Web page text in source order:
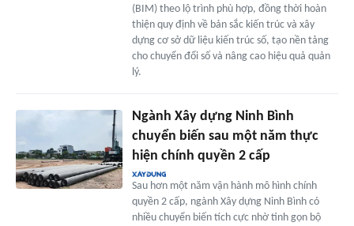
(BIM) theo lộ trình phù hợp, đồng thời hoàn
thiện quy định về bản sắc kiến trúc và xây
dựng cơ sở dữ liệu kiến trúc số, tạo nền tảng
cho chuyển đổi số và nâng cao hiệu quả quản
lý.
Ngành Xây dựng Ninh Bình
chuyển biến sau một năm thực
hiện chính quyền 2 cấp
Sau hơn một năm vận hành mô hình chính
quyền 2 cấp, ngành Xây dựng Ninh Bình có
nhiều chuyển biến tích cực nhờ tinh gọn bộ